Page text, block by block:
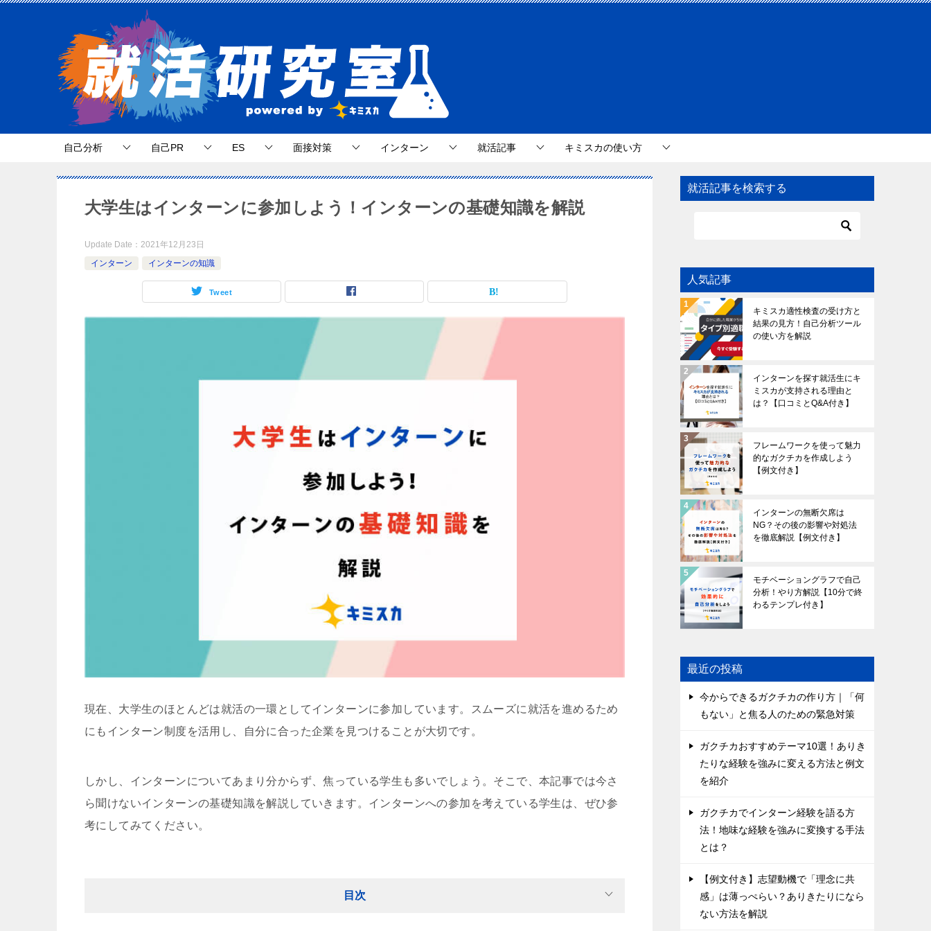
自己分析 自己PR ES 面接対策 インターン 就活記事 キミスカの使い方
大学生はインターンに参加しよう！インターンの基礎知識を解説
Update Date： 2021年12月23日
インターン
インターンの知識
Tweet
現在、大学生のほとんどは就活の一環としてインターンに参加しています。スムーズに就活を進めるため
にもインターン制度を活用し、自分に合った企業を見つけることが大切です。
しかし、インターンについてあまり分からず、焦っている学生も多いでしょう。そこで、本記事では今さ
ら聞けないインターンの基礎知識を解説していきます。インターンへの参加を考えている学生は、ぜひ参
考にしてみてください。
目次
就活記事を検索する
人気記事
キミスカ適性検査の受け方と
結果の見方！自己分析ツール
の使い方を解説
インターンを探す就活生にキ
ミスカが支持される理由と
は？【口コミとQ&A付き】
フレームワークを使って魅力
的なガクチカを作成しよう
【例文付き】
インターンの無断欠席は
NG？その後の影響や対処法
を徹底解説【例文付き】
モチベーショングラフで自己
分析！やり方解説【10分で終
わるテンプレ付き】
最近の投稿
今からできるガクチカの作り方｜「何
もない」と焦る人のための緊急対策
ガクチカおすすめテーマ10選！ありき
たりな経験を強みに変える方法と例文
を紹介
ガクチカでインターン経験を語る方
法！地味な経験を強みに変換する手法
とは？
【例文付き】志望動機で「理念に共
感」は薄っぺらい？ありきたりになら
ない方法を解説